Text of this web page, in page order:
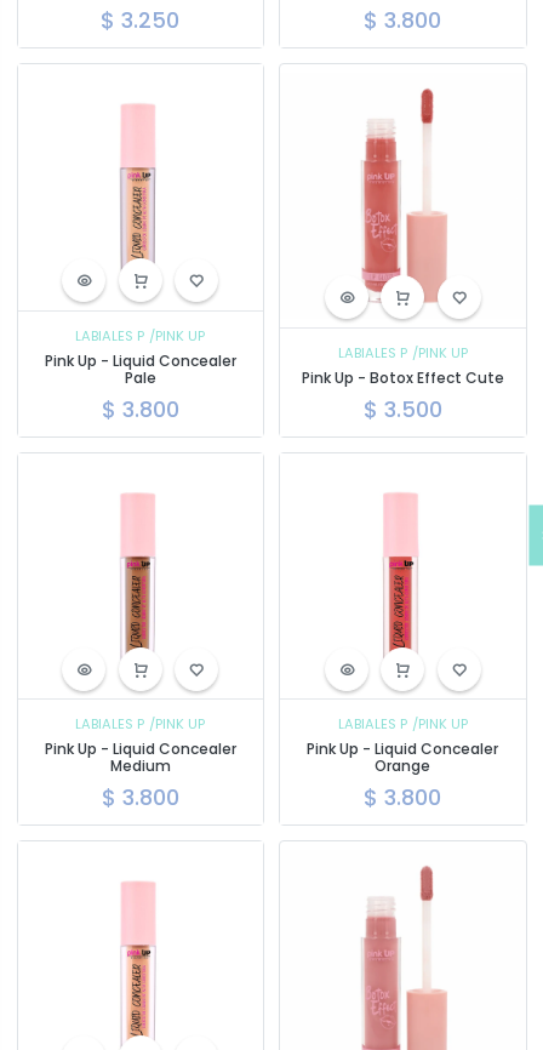
$3.250 $3.800
LABIALES P /PINK UP
Pink Up - Liquid Concealer
Pale
$ 3.800
LABIALES P /PINK UP
Pink Up - Botox Effect Cute
$ 3.500
LABIALES P /PINK UP
Pink Up - Liquid Concealer
Medium
$ 3.800
LABIALES P /PINK UP
Pink Up - Liquid Concealer
Orange
$3.800